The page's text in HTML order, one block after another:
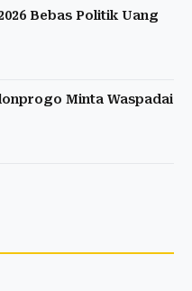
Bebas Politik Uang
Minta Waspadai